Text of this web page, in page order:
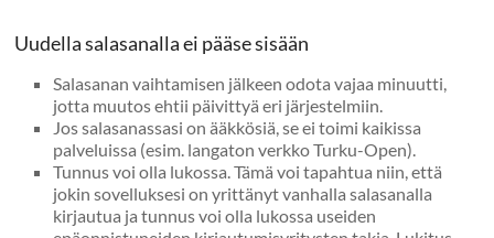
Uudella salasanalla ei pääse sisään
Salasanan vaihtamisen jälkeen odota vajaa minuutti,
jotta muutos ehtii päivittyä eri järjestelmiin.
Jos salasanassasi on ääkkösiä, se ei toimi kaikissa
palveluissa (esim. langaton verkko Turku-Open).
Tunnus voi olla lukossa. Tämä voi tapahtua niin, että
jokin sovelluksesi on yrittänyt vanhalla salasanalla
kirjautua ja tunnus voi olla lukossa useiden